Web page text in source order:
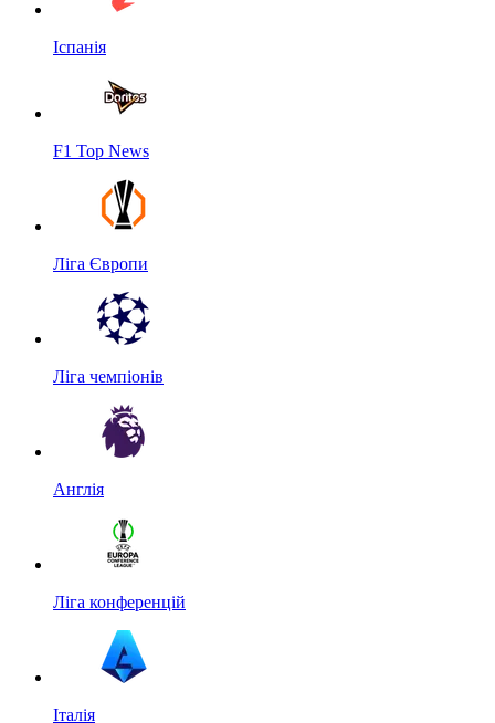
Іспанія
F1 Top News
Ліга Європи
Ліга чемпіонів
Англія
Ліга конференцій
Італія